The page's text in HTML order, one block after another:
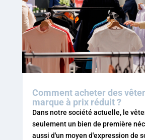
Comment acheter des
marque à prix réduit ?
Dans notre société actuelle, le
seulement un bien de première
aussi d'un moyen d'expression de